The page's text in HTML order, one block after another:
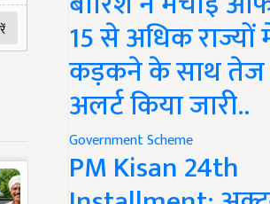
15 से अधिक राज्यों
कड़कने के साथ तेज
अलर्ट किया जारी..
Government Scheme
PM Kisan 24th